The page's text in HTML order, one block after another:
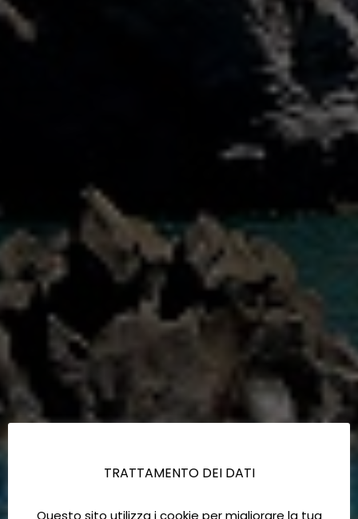
TRATTAMENTO DEI DATI
Questo sito utilizza i cookie per migliorare la tua